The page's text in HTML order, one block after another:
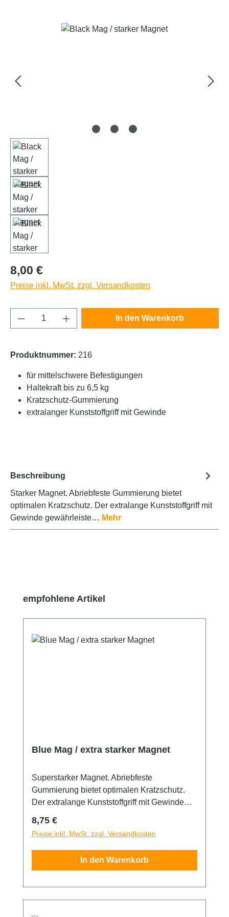
Bildergalerie überspringen
Regulärer Preis:
8,00 €
Preise inkl. MwSt. zzgl. Versandkosten
Produkt Anzahl: Gib den gewünschten
In den Warenkorb
Produktnummer: 216
für mittelschwere Befestigungen
Haltekraft bis zu 6,5 kg
Kratzschutz-Gummierung
extralanger Kunststoffgriff mit Gewinde
Beschreibung
Starker Magnet. Abriebfeste Gummierung bietet
optimalen Kratzschutz. Der extralange Kunststoffgriff mit
Gewinde gewährleiste… Mehr
Produktgalerie überspringen
empfohlene Artikel
Blue Mag / extra starker Magnet
Superstarker Magnet. Abriebfeste
Gummierung bietet optimalen Kratzschutz.
Der extralange Kunststoffgriff mit Gewinde
Ablösen. Der Blue Mag mit superstarker
Haftkraft ist geeignet für schwere
Befestigungen. * Für mittelschwere
Befestigungen wählen Sie bitte den Black
Regulärer Preis:
8,75 €
Preise inkl. MwSt. zzgl. Versandkosten
In den Warenkorb